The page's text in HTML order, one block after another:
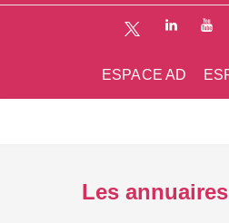
ESPACE AD
Les